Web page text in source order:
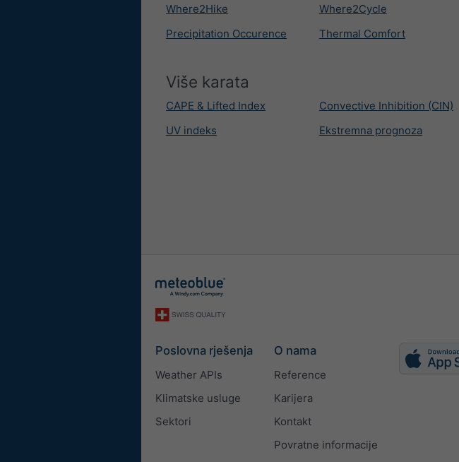
Where2Hike Where2Cycle
Precipitation Occurence
Thermal Comfort
Više karata
CAPE & Lifted Index Convective Inhibition (CIN)
UV indeks
Ekstremna prognoza
Poslovna rješenja
Weather APIs
Klimatske usluge
Sektori
O nama
Reference
Karijera
Kontakt
Povratne informacije